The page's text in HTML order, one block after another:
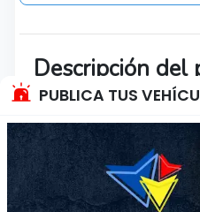
PUBLICA TUS
Descripción del
a $2.200
Despachamos a
comuna su recargo.